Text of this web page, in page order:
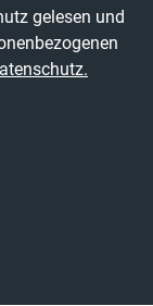
gelesen und